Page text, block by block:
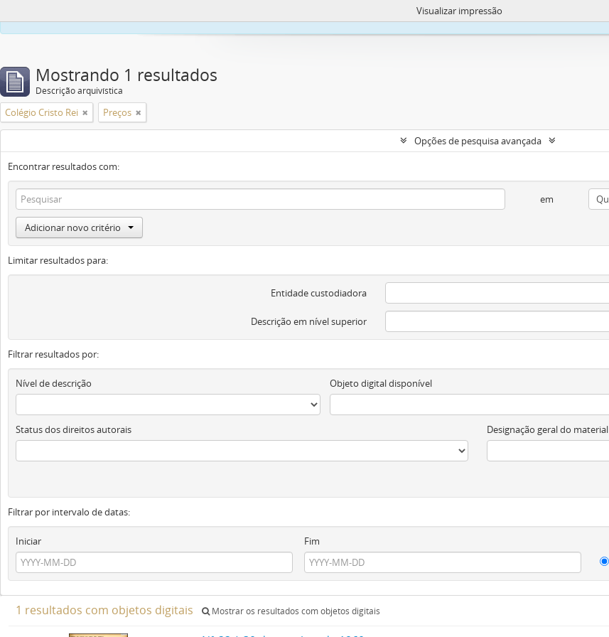
Este site usa cookies para melhorar sua capacidade de navegar e carregar conteúdo.
Visualizar impressão
Mostrando 1 resultados
Descrição arquivística
Colégio Cristo Rei Preços
Opções de pesquisa avançada
Encontrar resultados com:
em
Adicionar novo critério
Limitar resultados para:
Entidade custodiadora
Descrição em nível superior
Filtrar resultados por:
Nível de descrição Objeto digital disponível
Status dos direitos autorais Designação geral do material
Filtrar por intervalo de datas:
Iniciar
Fim
1 resultados com objetos digitais Mostrar os resultados com objetos digitais